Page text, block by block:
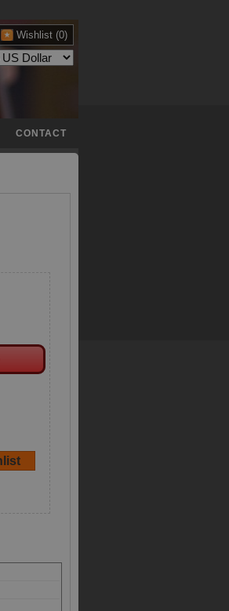
Wishlist (0)
CONTACT